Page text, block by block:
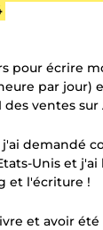
pour écrire
par jour)
des ventes sur
demandé
Unis et j'ai
et l'écriture !
et avoir été